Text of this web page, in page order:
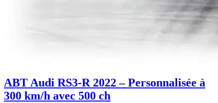
ABT Audi RS3-R 2022 – Personnalisée à
300 km/h avec 500 ch